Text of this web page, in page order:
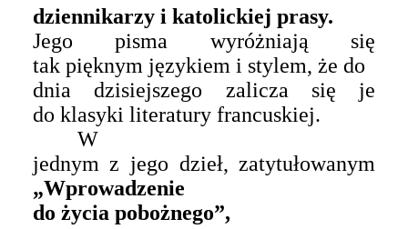
dziennikarzy i katolickiej prasy.
Jego pisma wyróżniają się
tak pięknym językiem i stylem, że do
dnia dzisiejszego zalicza się je
do klasyki literatury francuskiej.
W
jednym z jego dzieł, zatytułowanym
„Wprowadzenie
do życia pobożnego”,